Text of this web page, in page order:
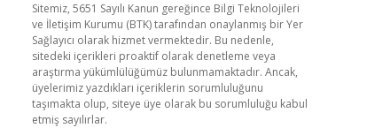
Sitemiz, 5651 Sayılı Kanun gereğince Bilgi Teknolojileri
ve İletişim Kurumu (BTK) tarafından onaylanmış bir Yer
Sağlayıcı olarak hizmet vermektedir. Bu nedenle,
sitedeki içerikleri proaktif olarak denetleme veya
araştırma yükümlülüğümüz bulunmamaktadır. Ancak,
üyelerimiz yazdıkları içeriklerin sorumluluğunu
taşımakta olup, siteye üye olarak bu sorumluluğu kabul
etmiş sayılırlar.